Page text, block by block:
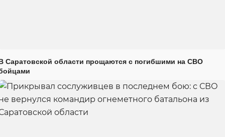
Саратовской области прощаются с погибшими на СВО